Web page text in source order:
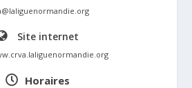
Site internet
Horaires